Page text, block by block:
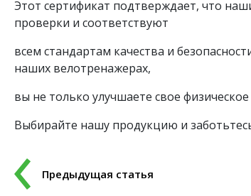
Этот сертификат подтверждает, что
проверки и соответствуют
всем стандартам качества и
наших велотренажерах,
вы не только улучшаете свое
Выбирайте нашу продукцию и
Предыдущая статья